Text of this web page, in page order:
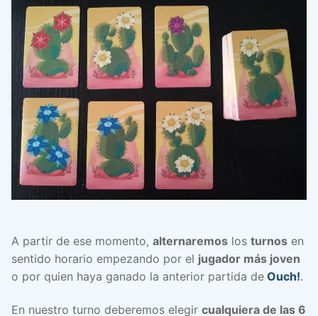
A partir de ese momento, alternaremos los turnos en
sentido horario empezando por el jugador más joven
o por quien haya ganado la anterior partida de Ouch!.
En nuestro turno deberemos elegir cualquiera de las 6